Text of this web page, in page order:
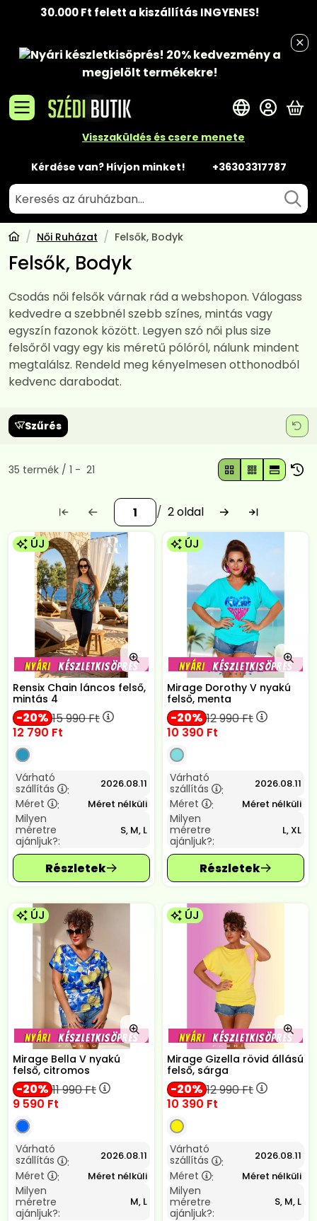
30.000 Ft felett a kiszállítás INGYENES!
Nyári készletkisöprés! 20% kedvezménya
megjelölt termékekre!
Visszaküldés és csere menete
Kérdése van? Hívjon minket! +36303317787
A
Női Ruházat Felsők, Bodyk
Felsők, Bodyk
Csodás női felsők várnak rád a webshopon. Válogass
kedvedre a szebbnél szebb színes, mintás vagy
egyszín fazonok között. Legyen szó női plus size
felsőről vagy egy kis méretű pólóról, nálunk mindent
megtalálsz. Rendeld meg kényelmesen otthonodból
kedvenc darabodat.
Szűrés
Összes termék a kategóriában
35 termék 1 21
2
ÚJ
Rensix Chain láncos felső,
mintás 4
20 15 990Ft
12 790 Ft
Várható
szállítás
: 2026.08.11
Méret : Méret nélküli
Milyen
méretre
ajánljuk?:
S, M, L
ÚJ
Mirage Dorothy V nyakú
felső, menta
20 12 990Ft
10 390 Ft
Várható
szállítás
: 2026.08.11
Méret : Méret nélküli
Milyen
méretre
ajánljuk?:
L, XL
ÚJ
Mirage Bella V nyakú
felső, citromos
20 11 990Ft
9 590 Ft
Várható
szállítás
: 2026.08.11
Méret : Méret nélküli
Milyen
méretre
ajánljuk?:
M, L
ÚJ
Mirage Gizella rövid állású
felső, sárga
20 12 990Ft
10 390 Ft
Várható
szállítás
: 2026.08.11
Méret : Méret nélküli
Milyen
méretre
ajánljuk?:
S, M, L